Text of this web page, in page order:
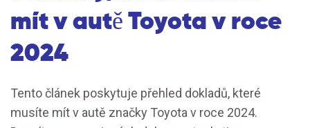
mít v autě Toyota v roce
2024
Tento článek poskytuje přehled dokladů, které
musíte mít v autě značky Toyota v roce 2024.